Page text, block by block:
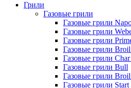
Грили
Газовые грили
Газовые грили
Газовые грили
Газовые грили
Газовые грили
Газовые грили
Газовые грили Bull
Газовые грили
Газовые грили